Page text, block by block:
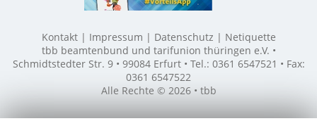
Kontakt Impressum Datenschutz
Netiquette
tbb beamtenbund und tarifunion thüringen e.V. •
Schmidtstedter Str. 9 • 99084 Erfurt • Tel.: 0361 6547521 • Fax:
0361 6547522
Alle Rechte © 2026 • tbb